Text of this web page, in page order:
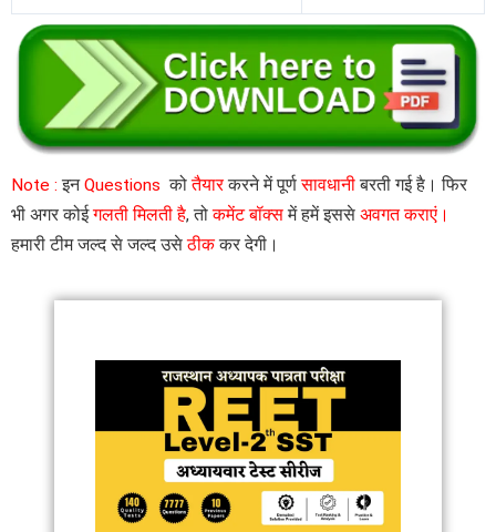
Note : इनQuestions कोतैयारकरने में पूर्णसावधानीबरती गई है। फिर
भी अगर कोईगलती मिलती है, तोकमेंट बॉक्समें हमें इससे अवगत कराएं।
हमारी टीम जल्द से जल्द उसेठीककर देगी।